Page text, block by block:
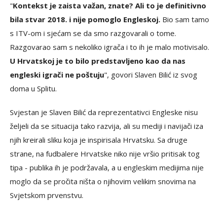
"Kontekst je zaista važan, znate? Ali to je definitivno
bila stvar 2018. i nije pomoglo Engleskoj. Bio sam tamo
s ITV-om i sjećam se da smo razgovarali o tome.
Razgovarao sam s nekoliko igrača i to ih je malo motivisalo.
U Hrvatskoj je to bilo predstavljeno kao da nas
engleski igrači ne poštuju", govori Slaven Bilić iz svog
doma u Splitu.
Svjestan je Slaven Bilić da reprezentativci Engleske nisu
željeli da se situacija tako razvija, ali su mediji i navijači iza
njih kreirali sliku koja je inspirisala Hrvatsku. Sa druge
strane, na fudbalere Hrvatske niko nije vršio pritisak tog
tipa - publika ih je podržavala, a u engleskim medijima nije
moglo da se pročita ništa o njihovim velikim snovima na
Svjetskom prvenstvu.